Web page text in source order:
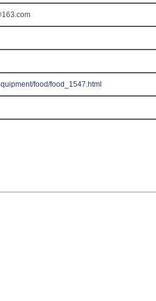
food/food_1547.html